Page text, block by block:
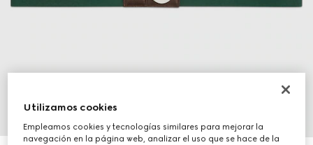
2
Utilizamos cookies
Empleamos cookies y tecnologías similares para mejorar la
navegación en la página web, analizar el uso que se hace de la